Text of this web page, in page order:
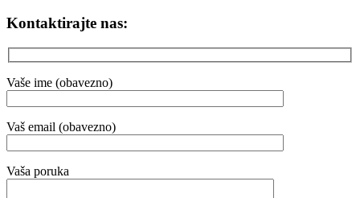
Kontaktirajte nas:
Vaše ime (obavezno)
Vaš email (obavezno)
Vaša poruka